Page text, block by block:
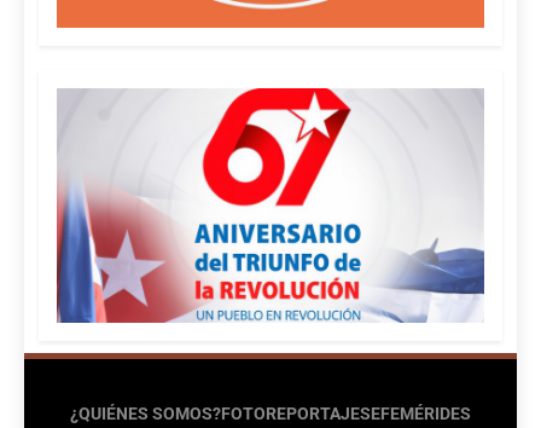
¿QUIÉNES SOMOS?FOTOREPORTAJESEFEMÉRIDES